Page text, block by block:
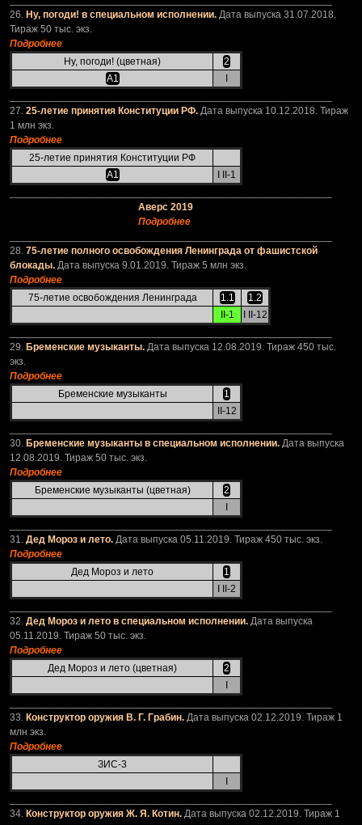
26. Ну, погоди! в специальном исполнении. Дата выпуска 31.07.2018.
Тираж 50 тыс. экз.
Подробнее
Ну, погоди! (цветная)
2
А1
27. 25-летие принятия Конституции РФ. Дата выпуска 10.12.2018. Тираж
1 млн экз.
Подробнее
25-летие принятия Конституции РФ
А1
I II-1
Аверс 2019
Подробнее
28. 75-летие полного освобождения Ленинграда от фашистской
блокады. Дата выпуска 9.01.2019. Тираж 5 млн экз.
Подробнее
75-летие освобождения Ленинграда
1.1
1.2
II-1
I II-12
29. Бременские музыканты. Дата выпуска 12.08.2019. Тираж 450 тыс.
экз.
Подробнее
Бременские музыканты
1
II-12
30. Бременские музыканты в специальном исполнении. Дата выпуска
12.08.2019. Тираж 50 тыс. экз.
Подробнее
Бременские музыканты (цветная)
2
31. Дед Мороз и лето. Дата выпуска 05.11.2019. Тираж 450 тыс. экз.
Подробнее
Дед Мороз и лето
1
I II-2
32. Дед Мороз и лето в специальном исполнении. Дата выпуска
05.11.2019. Тираж 50 тыс. экз.
Подробнее
Дед Мороз и лето (цветная)
2
33. Конструктор оружия В. Г. Грабин. Дата выпуска 02.12.2019. Тираж 1
млн экз.
Подробнее
ЗИС-3
34. Конструктор оружия Ж. Я. Котин. Дата выпуска 02.12.2019. Тираж 1